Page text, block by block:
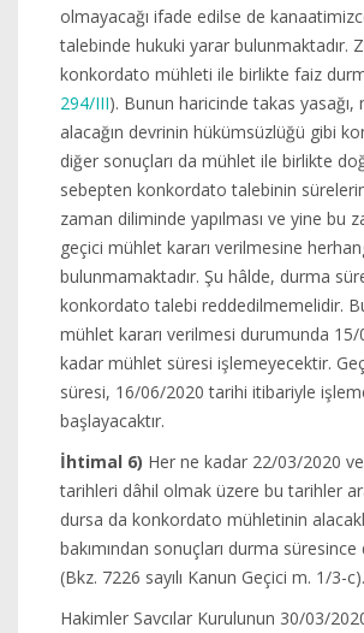
olmayacağı ifade edilse de
talebinde hukuki yarar bulunmaktadır.
konkordato mühleti ile birlikte faiz
294/III). Bunun haricinde takas yasağı,
alacağın devrinin hükümsüzlüğü gibi
diğer sonuçları da mühlet ile birlikte
sebepten konkordato talebinin
zaman diliminde yapılması ve yine bu
geçici mühlet kararı verilmesine
bulunmamaktadır. Şu hâlde, durma
konkordato talebi reddedilmemelidir.
mühlet kararı verilmesi durumunda 15/
kadar mühlet süresi işlemeyecektir.
süresi, 16/06/2020 tarihi itibariyle
başlayacaktır.
İhtimal 6) Her ne kadar 22/03/2020
tarihleri dâhil olmak üzere bu tarihler
dursa da konkordato mühletinin
bakımından sonuçları durma
(Bkz. 7226 sayılı Kanun Geçici m. 1/3-c).
Hakimler Savcılar Kurulunun 30/03/